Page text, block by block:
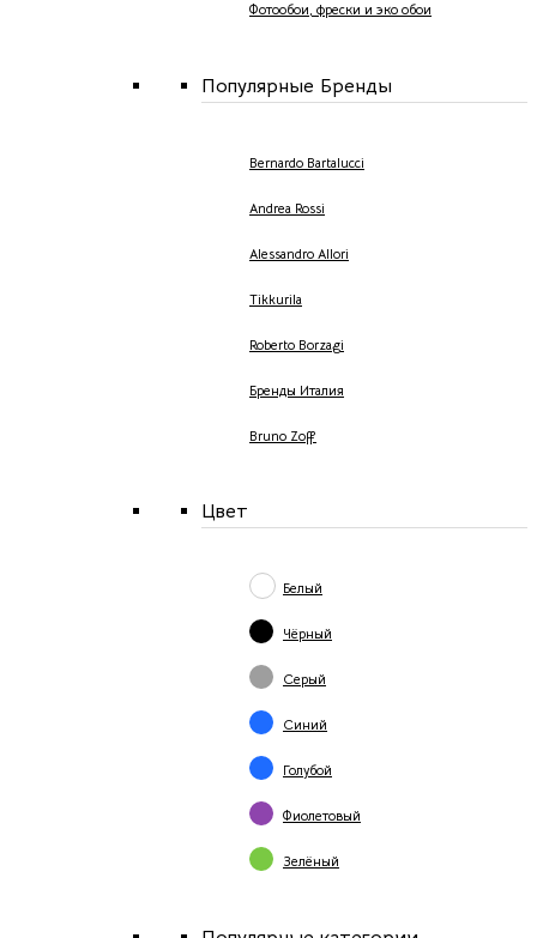
Фотообои, фрески и эко обои
Популярные Бренды
Bernardo Bartalucci
Andrea Rossi
Alessandro Allori
Tikkurila
Roberto Borzagi
Бренды Италия
Bruno Zoff
Цвет
Белый
Чёрный
Серый
Синий
Голубой
Фиолетовый
Зелёный